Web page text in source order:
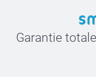
Garantie